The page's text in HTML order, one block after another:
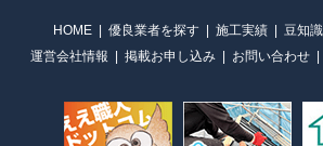
HOME 優良業者を探す 施工実績 豆知識
運営会社情報
掲載お申し込み お問い合わせ